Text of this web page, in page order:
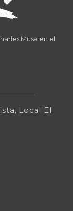
Muse en el
Local El